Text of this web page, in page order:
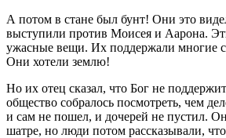
А потом в стане был бунт! Они это
выступили против Моисея и Аарона.
ужасные вещи. Их поддержали многие
Они хотели землю!
Но их отец сказал, что Бог не
общество собралось посмотреть, чем
и сам не пошел, и дочерей не пустил.
шатре, но люди потом рассказывали,